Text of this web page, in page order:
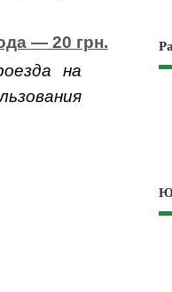
— 20 грн.
на